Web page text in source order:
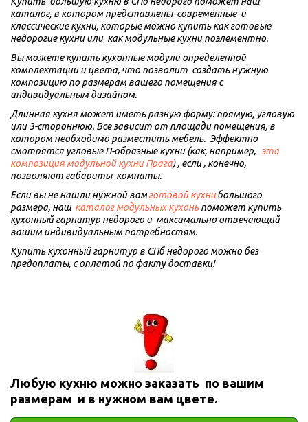
каталог, в котором представлены  современные  и
классические кухни, которые можно купить как готовые
недорогие кухни или  как модульные кухни поэлементно.
Вы можете купить кухонные модули определенной
комплектации и цвета, что позволит  создать нужную
композицию по размерам вашего помещения с
индивидуальным дизайном.
Длинная кухня может иметь разную форму: прямую, угловую
или 3-стороннюю. Все зависит от площади помещения, в
котором необходимо разместить мебель.  Эффектно
смотрятся угловые П-образные кухни (как, например, эта
композиция модульной кухни Прага) , если , конечно,
позволяют габариты  комнаты.
Если вы не нашли нужной вам готовой кухни большого
размера, наш каталог модульных кухонь поможет купить
кухонный гарнитур недорого и  максимально отвечающий
вашим индивидуальным потребностям.
Купить кухонный гарнитур в СПб недорого можно без
предоплаты, с оплатой по факту доставки!
Любую кухню можно заказать  по вашим
размерам  и в нужном вам цвете.